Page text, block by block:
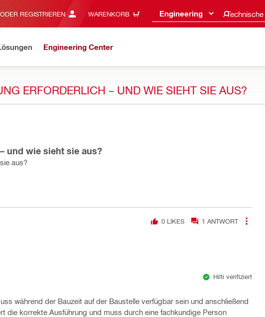
REGISTRIEREN WARENKORB Engineering Technische
Engineering Center
ERFORDERLICH – UND WIE SIEHT SIE AUS?
und wie sieht sie aus?
aus?
0LIKES 1 ANTWORT
Hilti verifiziert
während der Bauzeit auf der Baustelle verfügbar sein und anschließend
die korrekte Ausführung und muss durch eine fachkundige Person